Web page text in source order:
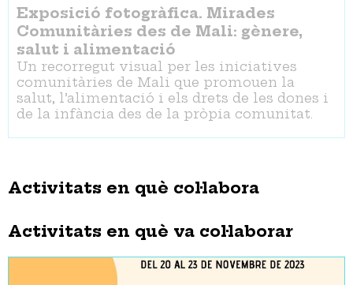
Exposició fotogràfica. Mirades
Comunitàries des de Mali: gènere,
salut i alimentació
Un recorregut visual per les iniciatives
comunitàries de Mali que promouen la
salut, l’alimentació i els drets de les dones i
de la infància des de la pròpia comunitat.
Activitats en què col·labora
Activitats en què va col·laborar